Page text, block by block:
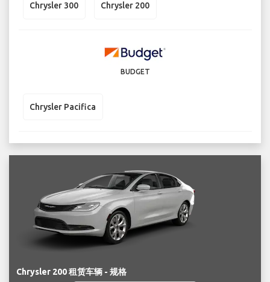
Chrysler 300 Chrysler 200
BUDGET
Chrysler Pacifica
Chrysler 200 租赁车辆 - 规格